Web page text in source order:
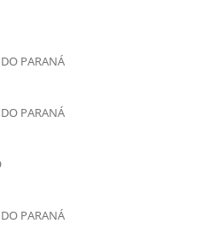
PARANÁ
PARANÁ
PARANÁ